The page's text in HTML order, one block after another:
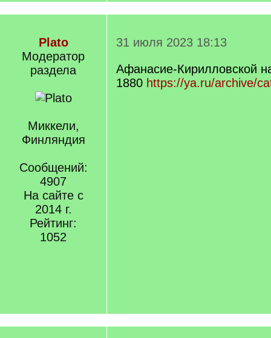
Plato
Модератор
раздела
Миккели,
Финляндия
Сообщений:
4907
На сайте с
2014 г.
Рейтинг:
1052
31 июля 2023 18:13
Афанасие-Кирилловской
1880 https://ya.ru/archive/